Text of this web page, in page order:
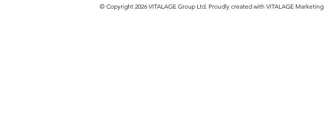
© Copyright 2026 VITALAGE Group Ltd. Proudly created with VITALAGE Marketing